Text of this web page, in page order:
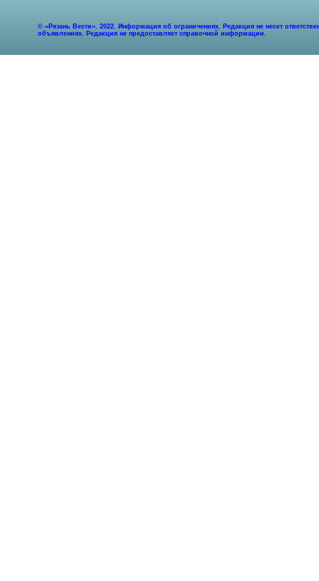
© «Рязань Вести». 2022. Информация об ограничениях. Редакция не несет
объявлениях. Редакция не предоставляет справочной информации.